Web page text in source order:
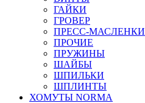
ГАЙКИ
ГРОВЕР
ПРЕСС-МАСЛЕНКИ
ПРОЧИЕ
ПРУЖИНЫ
ШАЙБЫ
ШПИЛЬКИ
ШПЛИНТЫ
ХОМУТЫ NORMA